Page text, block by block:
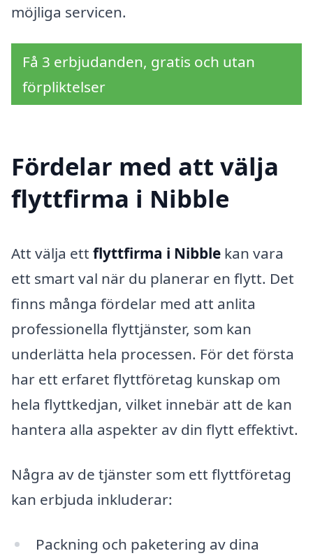
möjliga servicen.
Få 3 erbjudanden, gratis och utan
förpliktelser
Fördelar med att välja
flyttfirma i Nibble
Att välja ett flyttfirma i Nibble kan vara
ett smart val när du planerar en flytt. Det
finns många fördelar med att anlita
professionella flyttjänster, som kan
underlätta hela processen. För det första
har ett erfaret flyttföretag kunskap om
hela flyttkedjan, vilket innebär att de kan
hantera alla aspekter av din flytt effektivt.
Några av de tjänster som ett flyttföretag
kan erbjuda inkluderar:
Packning och paketering av dina